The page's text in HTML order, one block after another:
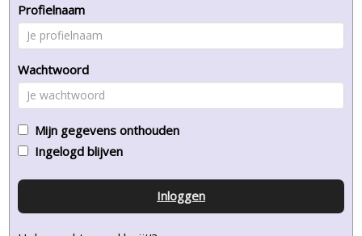
Profielnaam
Wachtwoord
Mijn gegevens onthouden
Ingelogd blijven
Inloggen